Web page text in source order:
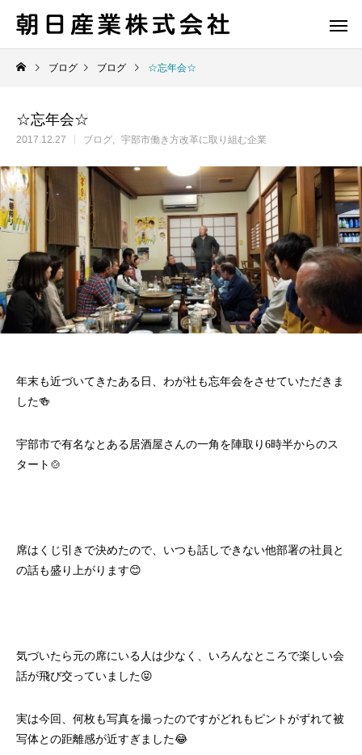
ブログ ブログ ☆忘年会☆
☆忘年会☆
2017.12.27 ブログ 宇部市働き方改革に取り組む企業
年末も近づいてきたある日、わが社も忘年会をさせていただきま
した🍻
宇部市で有名なとある居酒屋さんの一角を陣取り6時半からのス
タート🍲
席はくじ引きで決めたので、いつも話しできない他部署の社員と
の話も盛り上がります😊
気づいたら元の席にいる人は少なく、いろんなところで楽しい会
話が飛び交っていました😝
実は今回、何枚も写真を撮ったのですがどれもピントがずれて被
写体との距離感が近すぎました😂